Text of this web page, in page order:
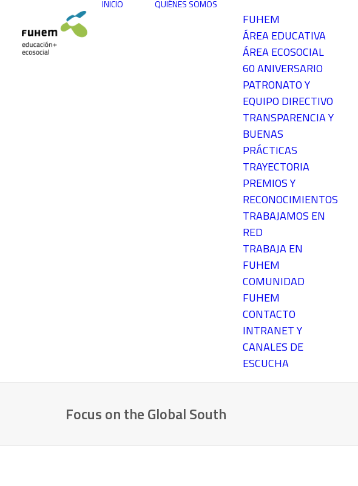
INICIO QUIÉNES SOMOS
FUHEM
ÁREA EDUCATIVA
ÁREA ECOSOCIAL
60 ANIVERSARIO
PATRONATO Y
EQUIPO DIRECTIVO
TRANSPARENCIA Y
BUENAS
PRÁCTICAS
TRAYECTORIA
PREMIOS Y
RECONOCIMIENTOS
TRABAJAMOS EN
RED
TRABAJA EN
FUHEM
COMUNIDAD
FUHEM
CONTACTO
INTRANET Y
CANALES DE
ESCUCHA
Focus on the Global South